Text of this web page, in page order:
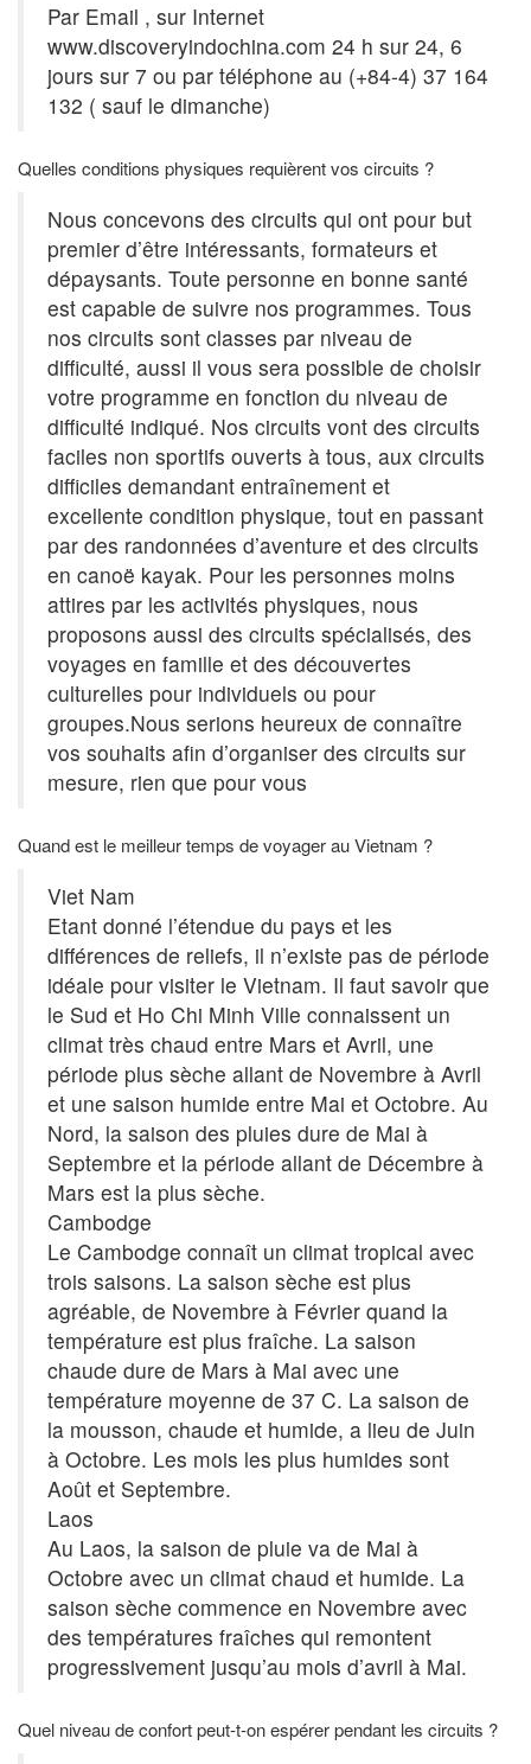
Par Email , sur Internet
www.discoveryindochina.com 24 h sur 24, 6
jours sur 7 ou par téléphone au (+84-4) 37 164
132 ( sauf le dimanche)
Quelles conditions physiques requièrent vos circuits ?
Nous concevons des circuits qui ont pour but
premier d’être intéressants, formateurs et
dépaysants. Toute personne en bonne santé
est capable de suivre nos programmes. Tous
nos circuits sont classes par niveau de
difficulté, aussi il vous sera possible de choisir
votre programme en fonction du niveau de
difficulté indiqué. Nos circuits vont des circuits
faciles non sportifs ouverts à tous, aux circuits
difficiles demandant entraînement et
excellente condition physique, tout en passant
par des randonnées d’aventure et des circuits
en canoë kayak. Pour les personnes moins
attires par les activités physiques, nous
proposons aussi des circuits spécialisés, des
voyages en famille et des découvertes
culturelles pour individuels ou pour
groupes.Nous serions heureux de connaître
vos souhaits afin d’organiser des circuits sur
mesure, rien que pour vous
Quand est le meilleur temps de voyager au Vietnam ?
Viet Nam
Etant donné l’étendue du pays et les
différences de reliefs, il n’existe pas de période
idéale pour visiter le Vietnam. Il faut savoir que
le Sud et Ho Chi Minh Ville connaissent un
climat très chaud entre Mars et Avril, une
période plus sèche allant de Novembre à Avril
et une saison humide entre Mai et Octobre. Au
Nord, la saison des pluies dure de Mai à
Septembre et la période allant de Décembre à
Mars est la plus sèche.
Cambodge
Le Cambodge connaît un climat tropical avec
trois saisons. La saison sèche est plus
agréable, de Novembre à Février quand la
température est plus fraîche. La saison
chaude dure de Mars à Mai avec une
température moyenne de 37 C. La saison de
la mousson, chaude et humide, a lieu de Juin
à Octobre. Les mois les plus humides sont
Août et Septembre.
Laos
Au Laos, la saison de pluie va de Mai à
Octobre avec un climat chaud et humide. La
saison sèche commence en Novembre avec
des températures fraîches qui remontent
progressivement jusqu’au mois d’avril à Mai.
Quel niveau de confort peut-t-on espérer pendant les circuits ?